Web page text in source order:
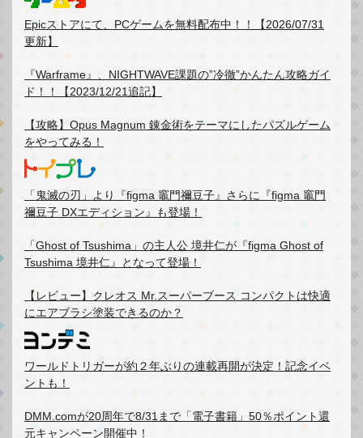
Epicストアにて、PCゲームを無料配布中！！【2026/07/31
更新】
『Warframe』、NIGHTWAVE課題の”冷徹”かんたん攻略ガイ
ド！！【2023/12/21追記】
【攻略】Opus Magnum 錬金術をテーマにしたパズルゲーム
をやってみる！
「鬼滅の刃」より『figma 竈門禰豆子』さらに『figma 竈門
禰豆子 DXエディション』も登場！
「Ghost of Tsushima」の主人公 境井仁が『figma Ghost of
Tsushima 境井仁』となって登場！
【レビュー】クレオス Mr.スーパーブース コンパクトは快適
にエアブラシ塗装できるのか？
ワールドトリガーが約２年ぶりの連載再開が決定！記念イベ
ントも！
DMM.comが20周年で8/31まで「電子書籍」50％ポイント還
元キャンペーン開催中！